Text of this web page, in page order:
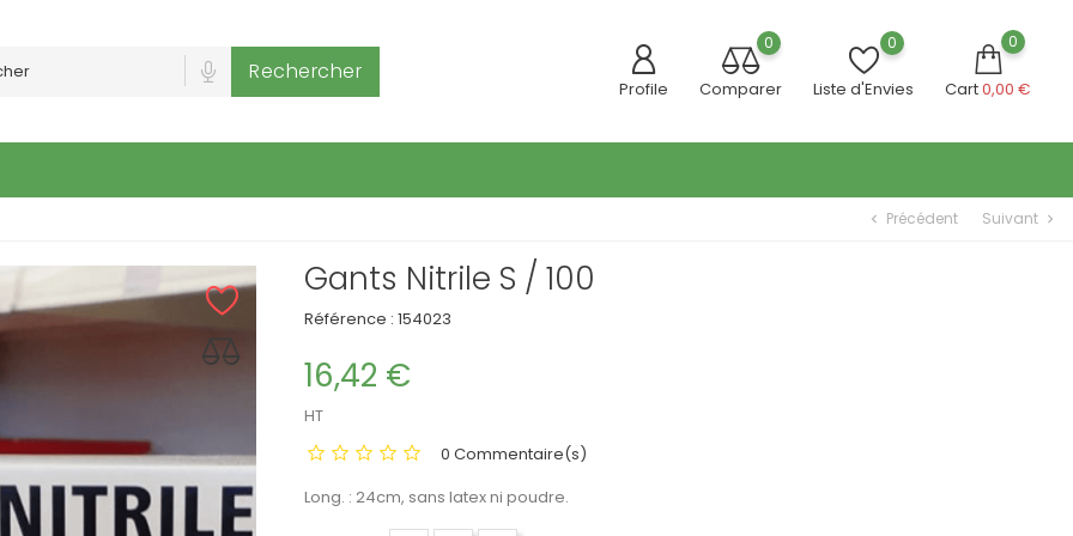
Rechercher
Profile
0
Comparer
0
Liste d'Envies
0
Cart0,00 €
chevron_left Précédent Suivant chevron_right
Gants Nitrile S / 100
Référence : 154023
16,42 €
HT
0 Commentaire(s)
Long. : 24cm, sans latex ni poudre.